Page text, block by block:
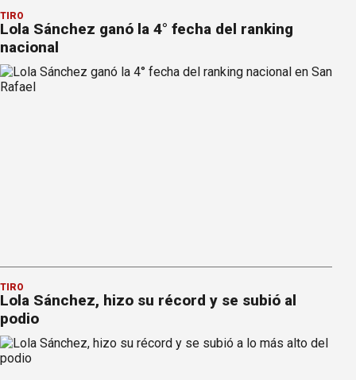
TIRO
Lola Sánchez ganó la 4° fecha del ranking
nacional
TIRO
Lola Sánchez, hizo su récord y se subió al
podio